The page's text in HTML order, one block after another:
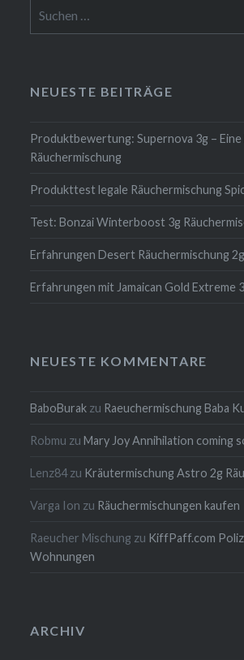
nach:
NEUESTE BEITRÄGE
Produktbewertung: Supernova 3g – Eine
Räuchermischung
Produkttest legale Räuchermischung
Test: Bonzai Winterboost 3g
Erfahrungen Desert Räuchermischung 2g
Erfahrungen mit Jamaican Gold Extreme
NEUESTE KOMMENTARE
BaboBurak zu Raeuchermischung Baba
Robmu zuMary Joy Annihilation coming
Lenz84zu Kräutermischung Astro 2g
Varga Ion zu Räuchermischungen kaufen
Raeucher Mischung zu KiffPaff.com
Wohnungen
ARCHIV